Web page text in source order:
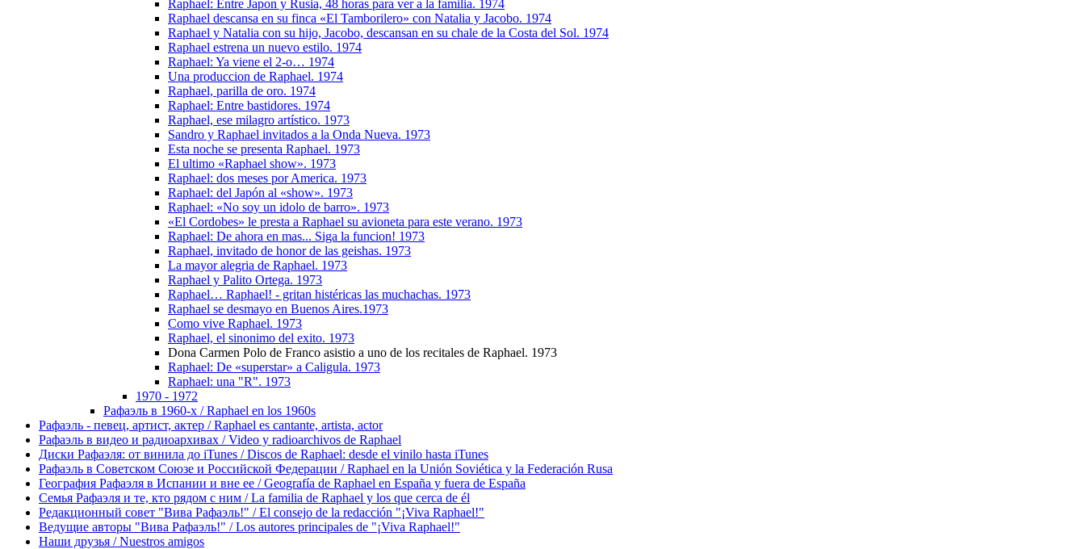
Raphael: Entre Japon y Rusia, 48 horas para ver a la familia. 1974
Raphael descansa en su finca «El Tamborilero» con Natalia y Jacobo. 1974
Raphael y Natalia con su hijo, Jacobo, descansan en su chale de la Costa del Sol. 1974
Raphael estrena un nuevo estilo. 1974
Raphael: Ya viene el 2-o… 1974
Una produccion de Raphael. 1974
Raphael, parilla de oro. 1974
Raphael: Entre bastidores. 1974
Raphael, ese milagro artístico. 1973
Sandro y Raphael invitados a la Onda Nueva. 1973
Esta noche se presenta Raphael. 1973
El ultimo «Raphael show». 1973
Raphael: dos meses por America. 1973
Raphael: del Japón al «show». 1973
Raphael: «No soy un idolo de barro». 1973
«El Cordobes» le presta a Raphael su avioneta para este verano. 1973
Raphael: De ahora en mas... Siga la funcion! 1973
Raphael, invitado de honor de las geishas. 1973
La mayor alegria de Raphael. 1973
Raphael y Palito Ortega. 1973
Raphael… Raphael! - gritan histéricas las muchachas. 1973
Raphael se desmayo en Buenos Aires.1973
Como vive Raphael. 1973
Raphael, el sinonimo del exito. 1973
Dona Carmen Polo de Franco asistio a uno de los recitales de Raphael. 1973
Raphael: De «superstar» a Caligula. 1973
Raphael: una "R". 1973
1970 - 1972
Рафаэль в 1960-х / Raphael en los 1960s
Рафаэль - певец, артист, актер / Raphael es cantante, artista, actor
Рафаэль в видео и радиоархивах / Video y radioarchivos de Raphael
Диски Рафаэля: от винила до iTunes / Discos de Raphael: desde el vinilo hasta iTunes
Рафаэль в Советском Союзе и Российской Федерации / Raphael en la Unión Soviética y la Federación Rusa
География Рафаэля в Испании и вне ее / Geografía de Raphael en España y fuera de España
Семья Рафаэля и те, кто рядом с ним / La familia de Raphael y los que cerca de él
Редакционный совет "Вива Рафаэль!" / El consejo de la redacción "¡Viva Raphael!"
Ведущие авторы "Вива Рафаэль!" / Los autores principales de "¡Viva Raphael!"
Наши друзья / Nuestros amigos